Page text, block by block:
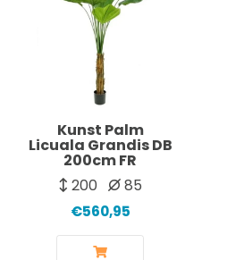
Kunst Palm
Licuala Grandis DB
200cm FR
200
85
€560,95